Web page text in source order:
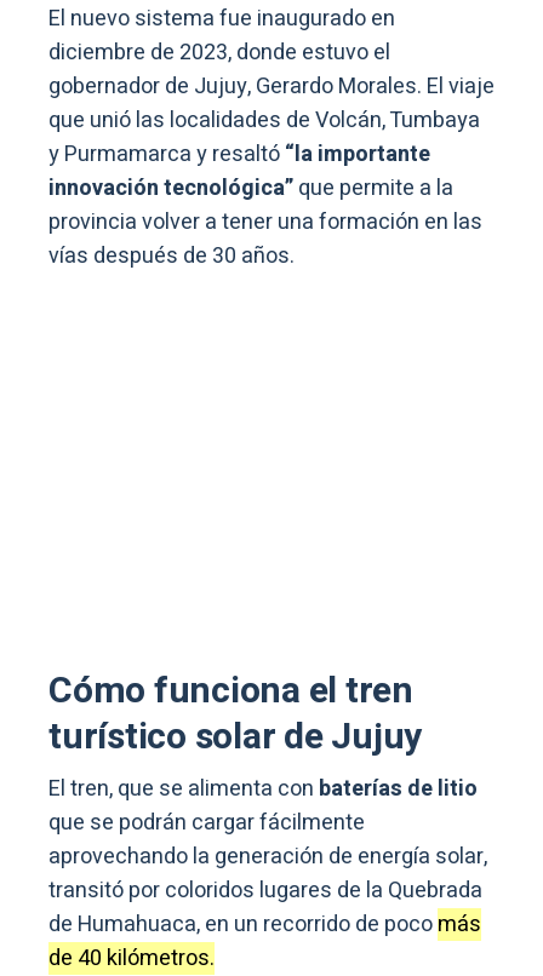
El nuevo sistema fue inaugurado en
diciembre de 2023, donde estuvo el
gobernador de Jujuy, Gerardo Morales. El viaje
que unió las localidades de Volcán, Tumbaya
y Purmamarca y resaltó“la importante
innovación tecnológica”que permite a la
provincia volver a tener una formación en las
vías después de 30 años.
Cómo funciona el tren
turístico solar de Jujuy
El tren, que se alimenta con baterías de litio
que se podrán cargar fácilmente
aprovechando la generación de energía solar,
transitó por coloridos lugares de la Quebrada
de Humahuaca, en un recorrido de pocomás
de 40 kilómetros.